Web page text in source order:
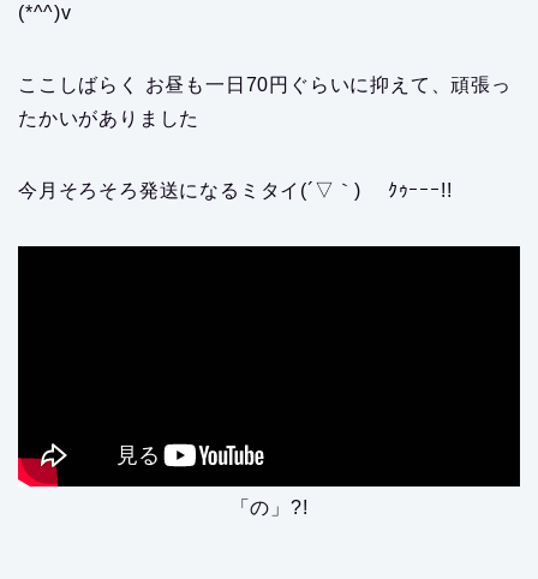
(*^^)v
ここしばらく お昼も一日70円ぐらいに抑えて、頑張っ
たかいがありました
今月そろそろ発送になるミタイ(´▽｀) ｸｩｰｰｰ!!
「の」?!